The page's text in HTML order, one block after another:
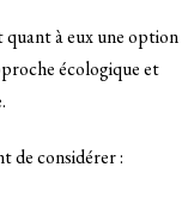
à eux une option
écologique et
de considérer :